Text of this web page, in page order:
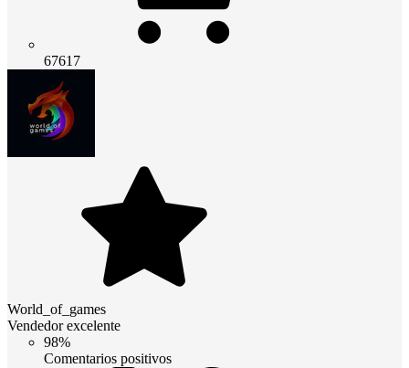
67617
World_of_games
Vendedor excelente
98%
Comentarios positivos